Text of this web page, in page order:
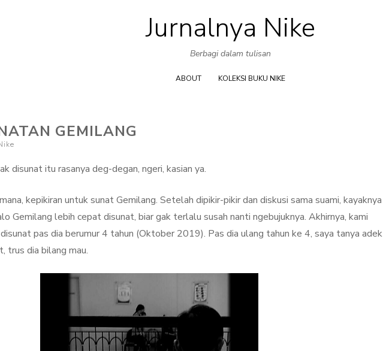
Skip
to
content
Jurnalnya Nike
Berbagi dalam tulisan
ABOUT KOLEKSI BUKU NIKE
GEMILANG
disunat itu rasanya deg-degan, ngeri, kasian ya.
kepikiran untuk sunat Gemilang. Setelah dipikir-pikir dan diskusi sama suami, kayaknya
Gemilang lebih cepat disunat, biar gak terlalu susah nanti ngebujuknya. Akhirnya, kami
pas dia berumur 4 tahun (Oktober 2019). Pas dia ulang tahun ke 4, saya tanya adek
trus dia bilang mau.